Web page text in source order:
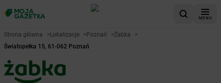
MENU
Strona główna >Lokalizacje >Poznań >Żabka
>
Światopełka 15, 61-062 Poznań